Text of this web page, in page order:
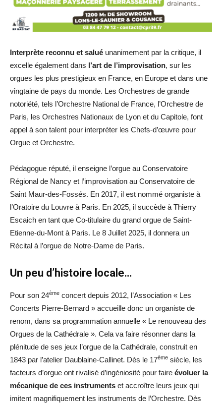
Interprète reconnu et salué unanimement par la critique, il
excelle également dans l’art de l’improvisation, sur les
orgues les plus prestigieux en France, en Europe et dans une
vingtaine de pays du monde. Les Orchestres de grande
notoriété, tels l’Orchestre National de France, l’Orchestre de
Paris, les Orchestres Nationaux de Lyon et du Capitole, font
appel à son talent pour interpréter les Chefs-d’œuvre pour
Orgue et Orchestre.
Pédagogue réputé, il enseigne l’orgue au Conservatoire
Régional de Nancy et l’improvisation au Conservatoire de
Saint Maur-des-Fossés. En 2017, il est nommé organiste à
l’Oratoire du Louvre à Paris. En 2025, il succède à Thierry
Escaich en tant que Co-titulaire du grand orgue de Saint-
Etienne-du-Mont à Paris. Le 8 Juillet 2025, il donnera un
Récital à l’orgue de Notre-Dame de Paris.
Un peu d’histoire locale…
Pour son 24ème concert depuis 2012, l’Association « Les
Concerts Pierre-Bernard » accueille donc un organiste de
renom, dans sa programmation annuelle « Le renouveau des
Orgues de la Cathédrale ». Cela va faire résonner dans la
plénitude de ses jeux l’orgue de la Cathédrale, construit en
1843 par l’atelier Daublaine-Callinet. Dès le 17ème siècle, les
facteurs d’orgue ont rivalisé d’ingéniosité pour faire évoluer la
mécanique de ces instruments et accroître leurs jeux qui
imitent magnifiquement les instruments de l’Orchestre. Dès